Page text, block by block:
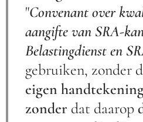
"Convenant over
aangifte van SRA-
Belastingdienst en
gebruiken, zonder
eigen
zonder dat daarop